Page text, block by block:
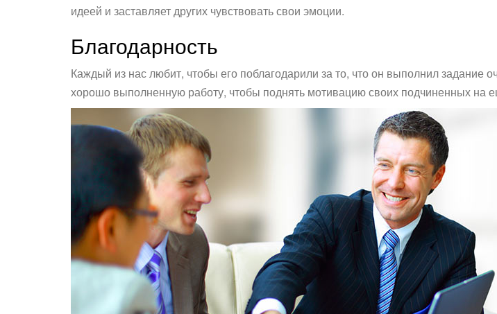
идеей и заставляет других чувствовать свои эмоции.
Благодарность
Каждый из нас любит, чтобы его поблагодарили за то, что он выполнил задание
хорошо выполненную работу, чтобы поднять мотивацию своих подчиненных на